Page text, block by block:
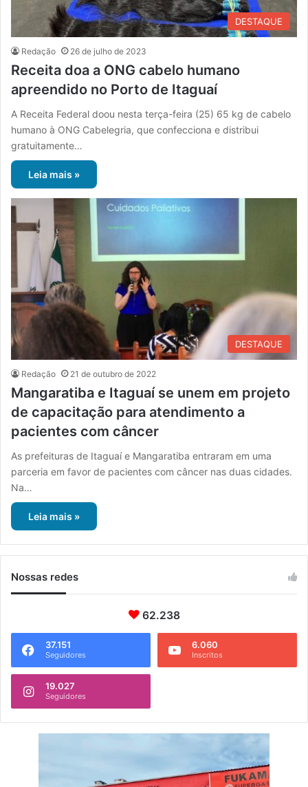
DESTAQUE
Redação 26 de julho de 2023
Receita doa a ONG cabelo humano
apreendido no Porto de Itaguaí
A Receita Federal doou nesta terça-feira (25) 65 kg de cabelo
humano à ONG Cabelegria, que confecciona e distribui
gratuitamente…
Leia mais »
DESTAQUE
Redação 21 de outubro de 2022
Mangaratiba e Itaguaí se unem em projeto
de capacitação para atendimento a
pacientes com câncer
As prefeituras de Itaguaí e Mangaratiba entraram em uma
parceria em favor de pacientes com câncer nas duas cidades.
Na…
Leia mais »
Nossas redes
62.238
37.151
Seguidores
6.060
Inscritos
19.027
Seguidores